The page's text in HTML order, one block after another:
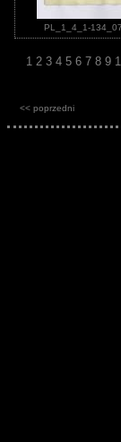
PL_1_4_1-
1 2 3 4 5 6 7 8 9
<< poprzedni